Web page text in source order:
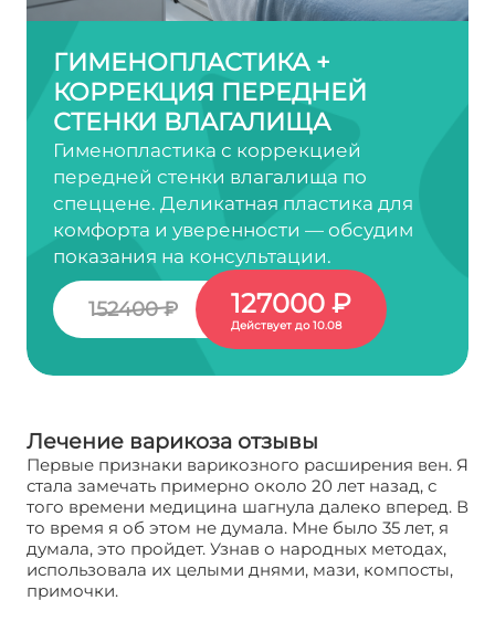
ГИМЕНОПЛАСТИКА +
КОРРЕКЦИЯ ПЕРЕДНЕЙ
СТЕНКИ ВЛАГАЛИЩА
Гименопластика с коррекцией
передней стенки влагалища по
спеццене. Деликатная пластика для
комфорта и уверенности — обсудим
показания на консультации.
152400 ₽ 127000 ₽
Действует до 10.08
Лечение варикоза отзывы
Первые признаки варикозного расширения вен. Я
стала замечать примерно около 20 лет назад, с
того времени медицина шагнула далеко вперед. В
то время я об этом не думала. Мне было 35 лет, я
думала, это пройдет. Узнав о народных методах,
использовала их целыми днями, мази, компосты,
примочки.